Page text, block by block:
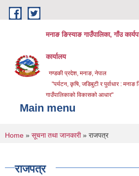
Skip to main content
मनाङ ङिस्याङ गाउँपालिका, गाँउ
कार्यालय
गण्डकी प्रदेश, मनाङ, नेपाल
"पर्यटन, कृषि, जडिबुटी र पुर्वाधार : मनाङ
गाउँपालिकाको विकासको आधार"
Main menu
You are here
Home » सूचना तथा जानकारी» राजपत्र
राजपत्र